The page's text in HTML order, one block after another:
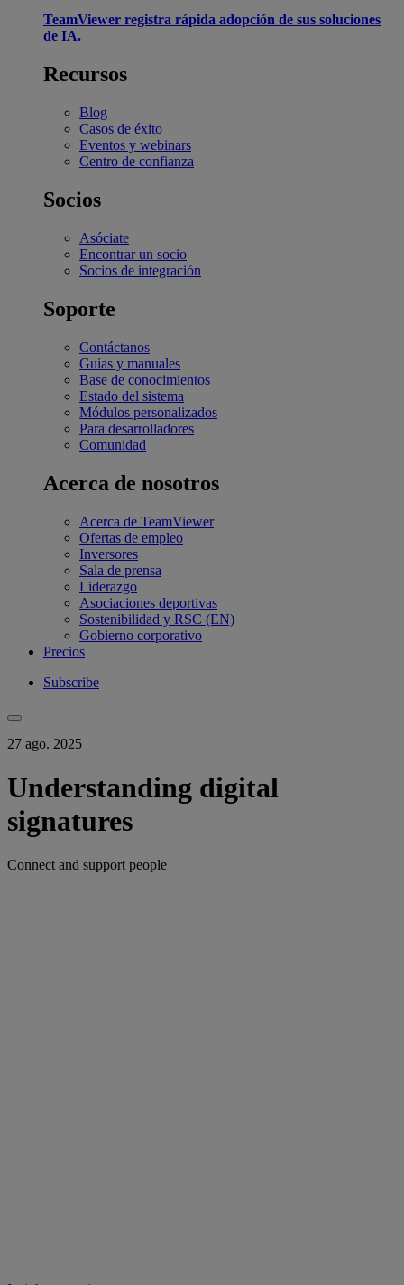
TeamViewer registra rápida adopción de sus soluciones
de IA.
Recursos
Blog
Casos de éxito
Eventos y webinars
Centro de confianza
Socios
Asóciate
Encontrar un socio
Socios de integración
Soporte
Contáctanos
Guías y manuales
Base de conocimientos
Estado del sistema
Módulos personalizados
Para desarrolladores
Comunidad
Acerca de nosotros
Acerca de TeamViewer
Ofertas de empleo
Inversores
Sala de prensa
Liderazgo
Asociaciones deportivas
Sostenibilidad y RSC (EN)
Gobierno corporativo
Precios
Subscribe
27 ago. 2025
Understanding digital
signatures
Connect and support people